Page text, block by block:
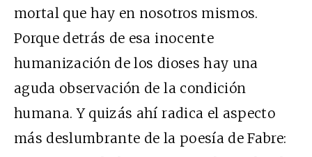
mortal que hay en nosotros mismos.
Porque detrás de esa inocente
humanización de los dioses hay una
aguda observación de la condición
humana. Y quizás ahí radica el aspecto
más deslumbrante de la poesía de Fabre: